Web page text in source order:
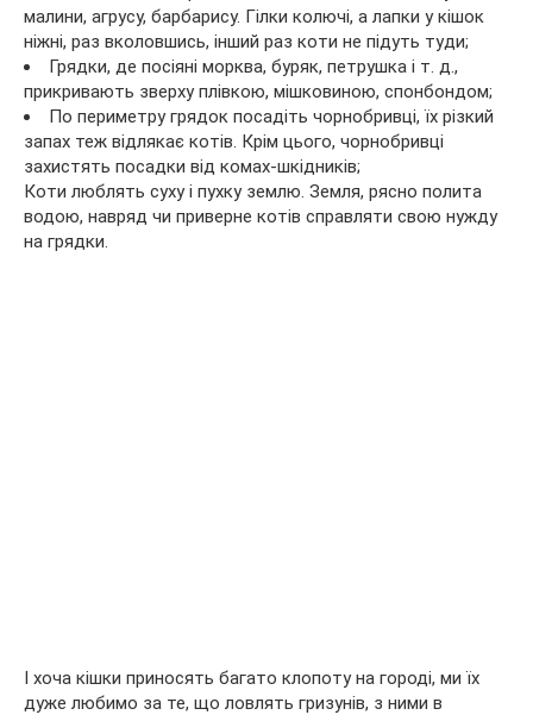
малини, агрусу, барбарису. Гілки колючі, а лапки у кішок
ніжні, раз вколовшись, інший раз коти не підуть туди;
Грядки, де посіяні морква, буряк, петрушка і т. д.,
прикривають зверху плівкою, мішковиною, спонбондом;
По периметру грядок посадіть чорнобривці, їх різкий
запах теж відлякає котів. Крім цього, чорнобривці
захистять посадки від комах-шкідників;
Коти люблять суху і пухку землю. Земля, рясно полита
водою, навряд чи приверне котів справляти свою нужду
на грядки.
І хоча кішки приносять багато клопоту на городі, ми їх
дуже любимо за те, що ловлять гризунів, з ними в